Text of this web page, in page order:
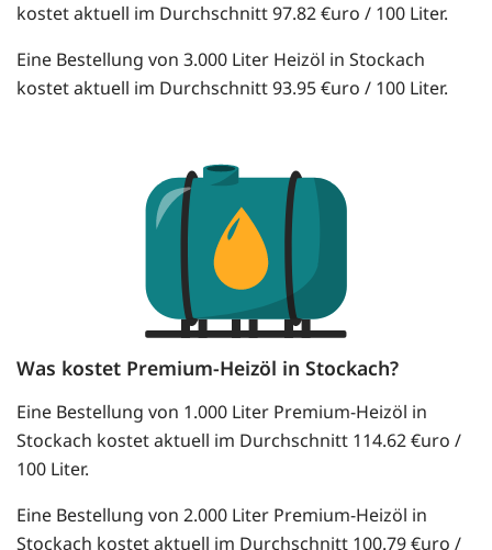
kostet aktuell im Durchschnitt 97.82 €uro / 100 Liter.
Eine Bestellung von 3.000 Liter Heizöl in Stockach
kostet aktuell im Durchschnitt 93.95 €uro / 100 Liter.
Was kostet Premium-Heizöl in Stockach?
Eine Bestellung von 1.000 Liter Premium-Heizöl in
Stockach kostet aktuell im Durchschnitt 114.62 €uro /
100 Liter.
Eine Bestellung von 2.000 Liter Premium-Heizöl in
Stockach kostet aktuell im Durchschnitt 100.79 €uro /